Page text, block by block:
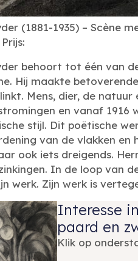
(1881-1935) – Scène
behoort tot één van
Hij maakte
Mens, dier, de
en vanaf 1916
stijl. Dit poëtische
van de vlakken
ook iets dreigends.
In de loop van
werk. Zijn werk is
Interesse
paard en
Klik op